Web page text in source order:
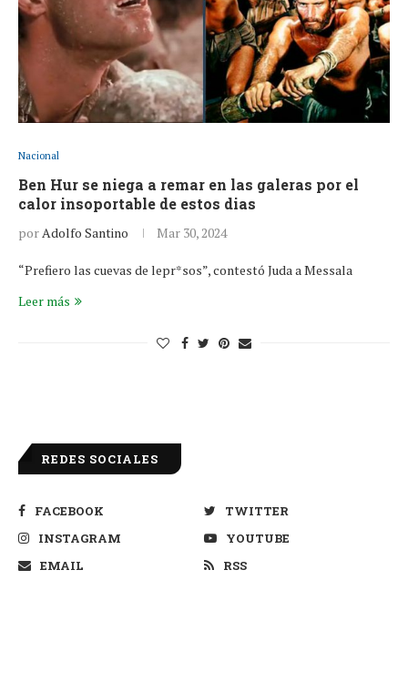
Nacional
Ben Hur se niega a remar en las galeras por el
calor insoportable de estos dias
porAdolfo Santino Mar 30, 2024
“Prefiero las cuevas de lepr*sos”, contestó Juda a Messala
Leer más
REDES SOCIALES
FACEBOOK
TWITTER
INSTAGRAM
YOUTUBE
EMAIL
RSS